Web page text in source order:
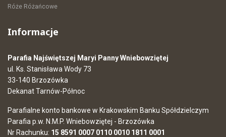
Róże Różańcowe
Informacje
Parafia Najświętszej Maryi Panny Wniebowziętej
ul. Ks. Stanisława Wody 73
33-140 Brzozówka
Dekanat Tarnów-Północ
Parafialne konto bankowe w Krakowskim Banku Spółdzielczym
Parafia p.w. N.M.P. Wniebowziętej - Brzozówka
Nr Rachunku: 15 8591 0007 0110 0010 1811 0001